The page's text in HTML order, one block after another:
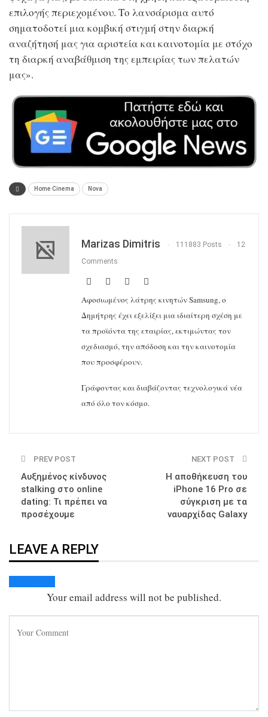
επιλογής περιεχομένου. Το λανσάρισμα αυτό
σηματοδοτεί μια κομβική στιγμή στην διαρκή
αναζήτησή μας για αριστεία και καινοτομία με στόχο
τη διαρκή αναβάθμιση της εμπειρίας των πελατών
μας».
Home Cinema Nova
Marizas Dimitris 111883 Posts
12
Comments
Αφοσιωμένος λάτρης κινητών Samsung, ο
Δημήτρης έχει εξελίξει μια ιδιαίτερη σχέση με
τα προϊόντα της εταιρίας, εκτιμώντας τον
σχεδιασμό, την απόδοση και την καινοτομία
που προσφέρουν.
Γράφοντας και διαβάζοντας τεχνολογικά νέα
από όλο τον κόσμο.
PREV POST
Αυξημένος κίνδυνος
stalking στο online
dating: Τι πρέπει να
προσέχουμε
NEXT POST
Η αποθήκευση του
iPhone 16 Pro σε
σύγκριση με τα
ναυαρχίδας Galaxy
LEAVE A REPLY
Your email address will not be published.